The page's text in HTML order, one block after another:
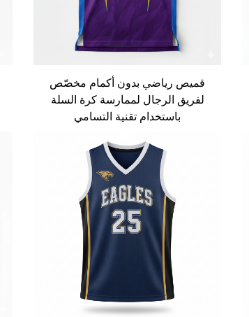
قميص رياضي بدون أكمام مخصّص
لفريق الرجال لممارسة كرة السلة
باستخدام تقنية التسامي